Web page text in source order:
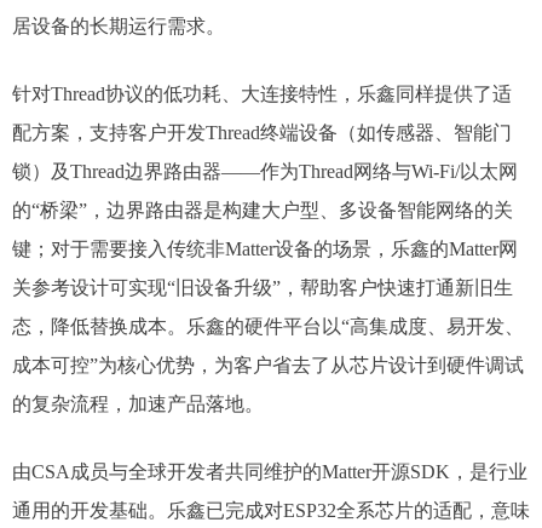
居设备的长期运行需求。
针对Thread协议的低功耗、大连接特性，乐鑫同样提供了适
配方案，支持客户开发Thread终端设备（如传感器、智能门
锁）及Thread边界路由器——作为Thread网络与Wi-Fi/以太网
的“桥梁”，边界路由器是构建大户型、多设备智能网络的关
键；对于需要接入传统非Matter设备的场景，乐鑫的Matter网
关参考设计可实现“旧设备升级”，帮助客户快速打通新旧生
态，降低替换成本。​乐鑫的硬件平台以“高集成度、易开发、
成本可控”为核心优势，为客户省去了从芯片设计到硬件调试
的复杂流程，加速产品落地。​
由CSA成员与全球开发者共同维护的Matter开源SDK，是行业
通用的开发基础。乐鑫已完成对ESP32全系芯片的适配，意味